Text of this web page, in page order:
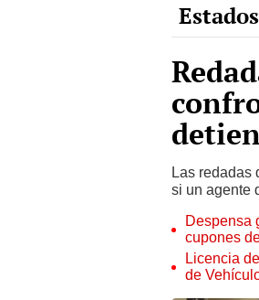
Las redadas
si un agente
Despensa
cupones
Licencia
de